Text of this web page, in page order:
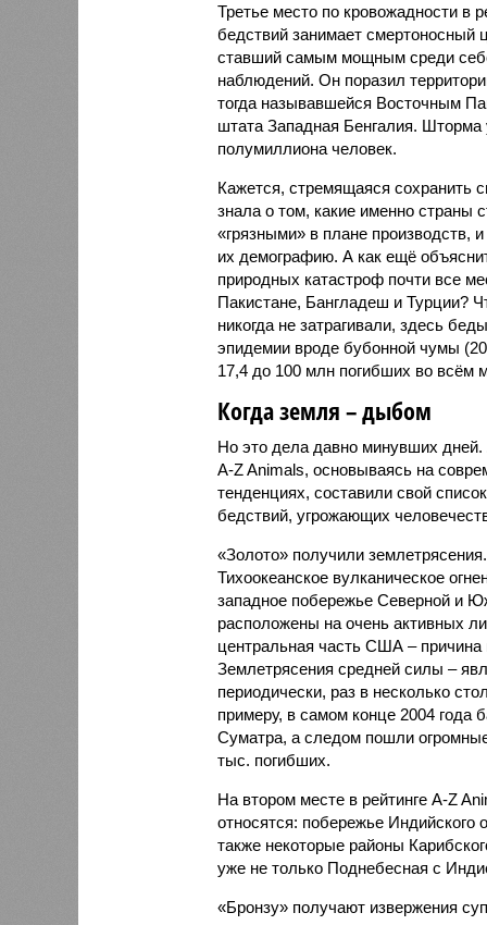
Третье место по кровожадности в
бедствий занимает смертоносный
ставший самым мощным среди
наблюдений. Он поразил
тогда называвшейся Восточным
штата Западная Бенгалия. Шторма
полумиллиона человек.
Кажется, стремящаяся сохранить
знала о том, какие именно страны
«грязными» в плане производств,
их демографию. А как ещё
природных катастроф почти все
Пакистане, Бангладеш и Турции?
никогда не затрагивали, здесь
эпидемии вроде бубонной чумы
17,4 до 100 млн погибших во всём
Когда земля – дыбом
Но это дела давно минувших
A-Z Animals, основываясь на
тенденциях, составили свой
бедствий, угрожающих
«Золото» получили
Тихоокеанское вулканическое
западное побережье Северной и
расположены на очень активных
центральная часть США –
Землетрясения средней силы –
периодически, раз в несколько
примеру, в самом конце 2004 года
Суматра, а следом пошли
тыс. погибших.
На втором месте в рейтинге A-Z
относятся: побережье
также некоторые районы
уже не только Поднебесная с
«Бронзу» получают извержения